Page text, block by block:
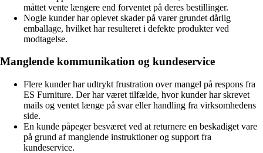
måttet vente længere end forventet på deres bestillinger.
Nogle kunder har oplevet skader på varer grundet dårlig
emballage, hvilket har resulteret i defekte produkter ved
modtagelse.
Manglende kommunikation og kundeservice
Flere kunder har udtrykt frustration over mangel på respons fra
ES Furniture. Der har været tilfælde, hvor kunder har skrevet
mails og ventet længe på svar eller handling fra virksomhedens
side.
En kunde påpeger besværet ved at returnere en beskadiget vare
på grund af manglende instruktioner og support fra
kundeservice.